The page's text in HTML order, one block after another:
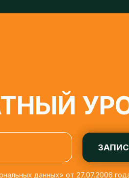
УРОК!
данных» от 27.07.2006 года, на